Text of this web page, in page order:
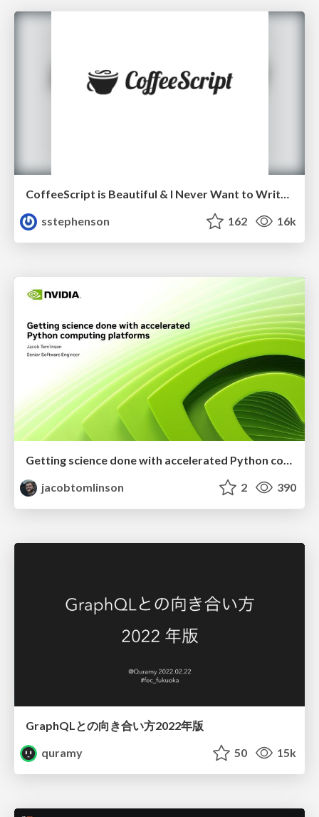
CoffeeScript is Beautiful & I Never Want to Write Plain JavaScript Again
sstephenson
162 16k
Getting science done with accelerated Python computing platforms
jacobtomlinson
2 390
GraphQLとの向き合い方2022年版
quramy
50 15k